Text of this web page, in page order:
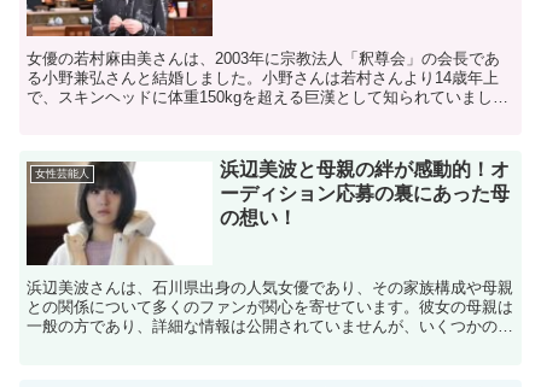
女優の若村麻由美さんは、2003年に宗教法人「釈尊会」の会長であ
る小野兼弘さんと結婚しました。小野さんは若村さんより14歳年上
で、スキンヘッドに体重150kgを超える巨漢として知られていまし
女性芸能人
浜辺美波と母親の絆が感動的！オ
ーディション応募の裏にあった母
の想い！
浜辺美波さんは、石川県出身の人気女優であり、その家族構成や母親
との関係について多くのファンが関心を寄せています。彼女の母親は
一般の方であり、詳細な情報は公開されていませんが、いくつかのエ